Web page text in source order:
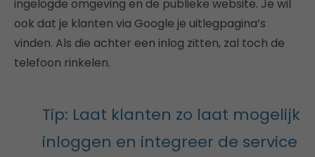
ingelogde omgeving en de publieke website. Je wil
ook dat je klanten via Google je uitlegpagina’s
vinden. Als die achter een inlog zitten, zal toch de
telefoon rinkelen.
Tip: Laat klanten zo laat mogelijk
inloggen en integreer de service